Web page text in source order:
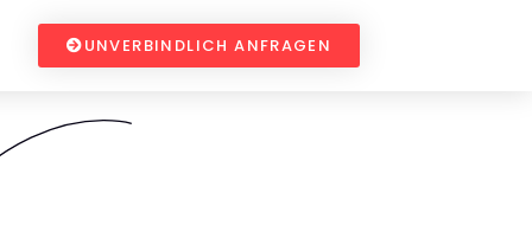
UNVERBINDLICH ANFRAGEN